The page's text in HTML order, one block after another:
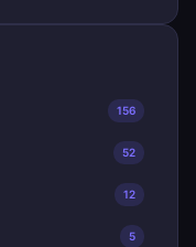
156
52
12
5